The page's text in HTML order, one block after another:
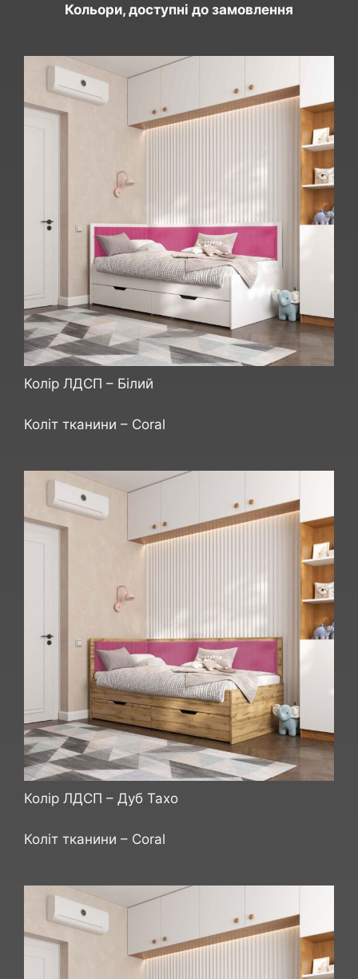
Кольори, доступні до замовлення
Колір ЛДСП – Білий
Коліт тканини – Сoral
Колір ЛДСП – Дуб Тахо
Коліт тканини – Сoral